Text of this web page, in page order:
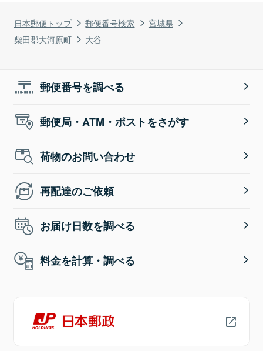
日本郵便トップ 郵便番号検索
宮城県
柴田郡大河原町
大谷
郵便番号を調べる
郵便局・ATM・ポストをさがす
荷物のお問い合わせ
再配達のご依頼
お届け日数を調べる
料金を計算・調べる